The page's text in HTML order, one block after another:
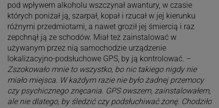
pod wpływem alkoholu wszczynał awantury, w czasie
których poniżał ją, szarpał, kopał i rzucał w jej kierunku
różnymi przedmiotami, a nawet groził jej śmiercią i raz
zepchnął ją ze schodów. Miał też zainstalować w
używanym przez nią samochodzie urządzenie
lokalizacyjno-podsłuchowe GPS, by ją kontrolować. –
Zszokowało mnie to wszystko, bo nic takiego nigdy nie
miało miejsca. W każdym razie nie było żadnej przemocy
czy psychicznego znęcania. GPS owszem, zainstalowałem,
ale nie dlatego, by śledzić czy podsłuchiwać żonę. Chodziło